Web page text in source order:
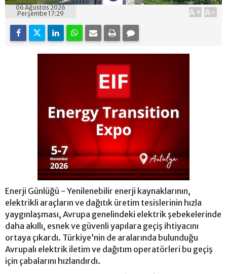
06 Ağustos 2026
Perşembe 17:29
A+ A-
Enerji Günlüğü - Yenilenebilir enerji kaynaklarının,
elektrikli araçların ve dağıtık üretim tesislerinin hızla
yaygınlaşması, Avrupa genelindeki elektrik şebekelerinde
daha akıllı, esnek ve güvenli yapılara geçiş ihtiyacını
ortaya çıkardı. Türkiye’nin de aralarında bulunduğu
Avrupalı elektrik iletim ve dağıtım operatörleri bu geçiş
için çabalarını hızlandırdı.